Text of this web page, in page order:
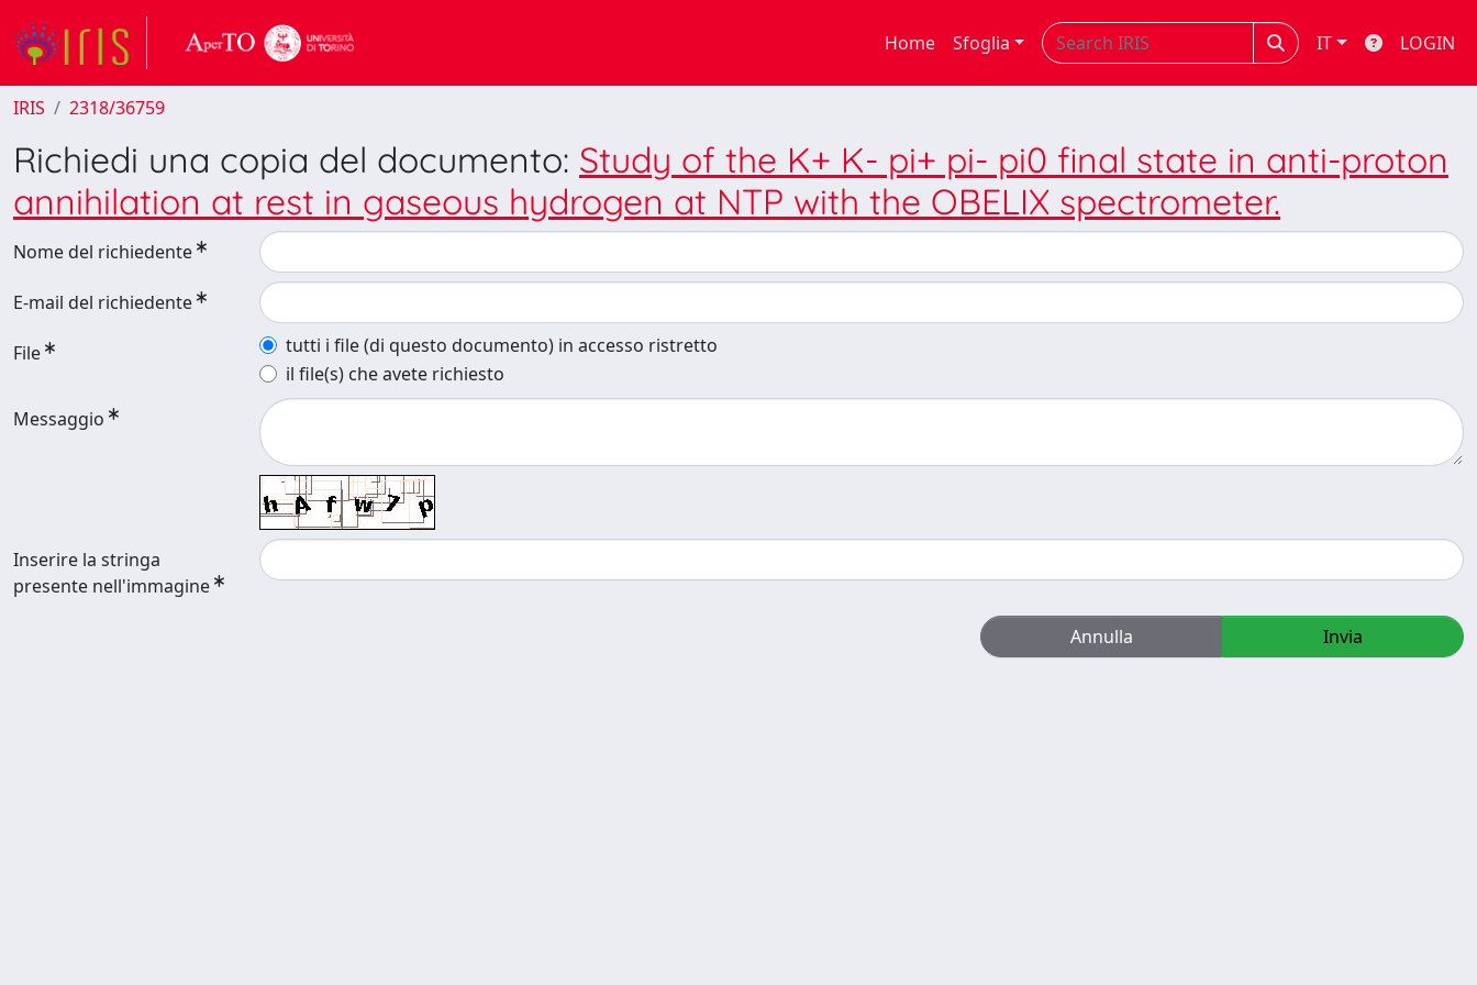
Home Sfoglia IT LOGIN
IRIS 2318/36759
Richiedi una copia del documento: Study of the K+ K- pi+ pi- pi0 final state in anti-proton
annihilation at rest in gaseous hydrogen at NTP with the OBELIX spectrometer.
Nome del richiedente
E-mail del richiedente
File
tutti i file (di questo documento) in accesso ristretto
il file(s) che avete richiesto
Messaggio
Inserire la stringa
presente nell'immagine
Annulla Invia